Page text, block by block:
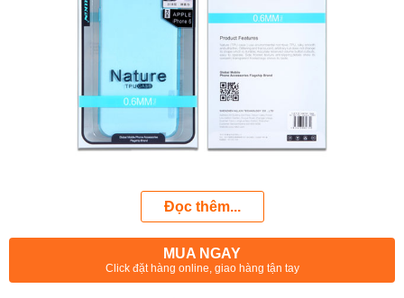
Đọc thêm...
MUA NGAY
Click đặt hàng online, giao hàng tận tay